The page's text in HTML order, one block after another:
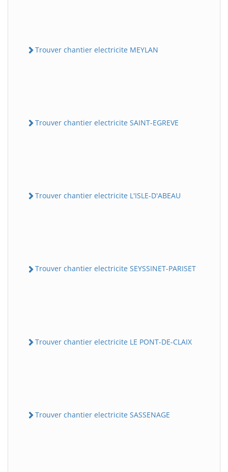
Trouver chantier electricite MEYLAN
Trouver chantier electricite SAINT-EGREVE
Trouver chantier electricite L'ISLE-D'ABEAU
Trouver chantier electricite SEYSSINET-PARISET
Trouver chantier electricite LE PONT-DE-CLAIX
Trouver chantier electricite SASSENAGE